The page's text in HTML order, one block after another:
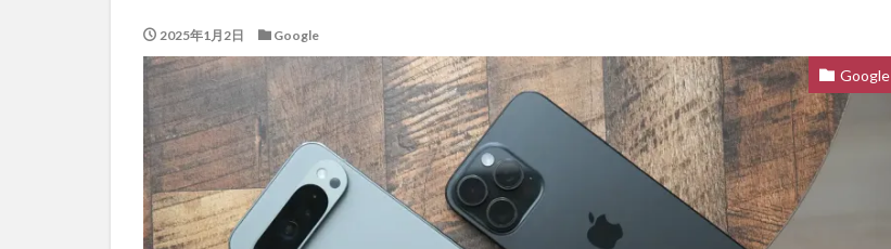
2025年1月2日 Google
Google